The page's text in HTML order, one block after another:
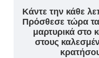
Κάντε την κάθε
Πρόσθεσε τώρα τα
μαρτυρικά στο
στους